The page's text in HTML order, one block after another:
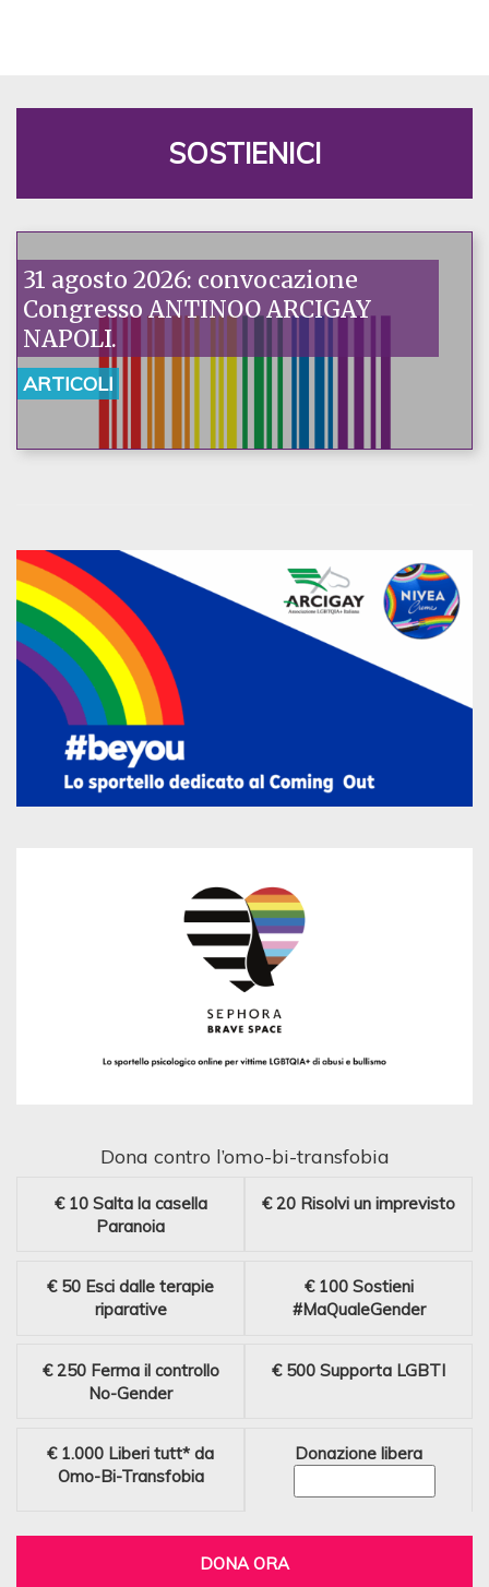
SOSTIENICI
31 agosto 2026: convocazione
Congresso ANTINOO ARCIGAY
NAPOLI.
ARTICOLI
Dona contro l’omo-bi-transfobia
€ 10 Salta la casella
Paranoia
€ 20 Risolvi un imprevisto
€ 50 Esci dalle terapie
riparative
€ 100 Sostieni
#MaQualeGender
€ 250 Ferma il controllo
No-Gender
€ 500 Supporta LGBTI
€ 1.000 Liberi tutt* da
Omo-Bi-Transfobia
Donazione libera
DONA ORA